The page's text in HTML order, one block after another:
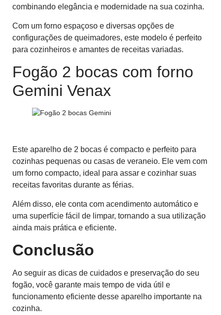
combinando elegância e modernidade na sua cozinha.
Com um forno espaçoso e diversas opções de
configurações de queimadores, este modelo é perfeito
para cozinheiros e amantes de receitas variadas.
Fogão 2 bocas com forno
Gemini Venax
Este aparelho de 2 bocas é compacto e perfeito para
cozinhas pequenas ou casas de veraneio. Ele vem com
um forno compacto, ideal para assar e cozinhar suas
receitas favoritas durante as férias.
Além disso, ele conta com acendimento automático e
uma superfície fácil de limpar, tornando a sua utilização
ainda mais prática e eficiente.
Conclusão
Ao seguir as dicas de cuidados e preservação do seu
fogão, você garante mais tempo de vida útil e
funcionamento eficiente desse aparelho importante na
cozinha.